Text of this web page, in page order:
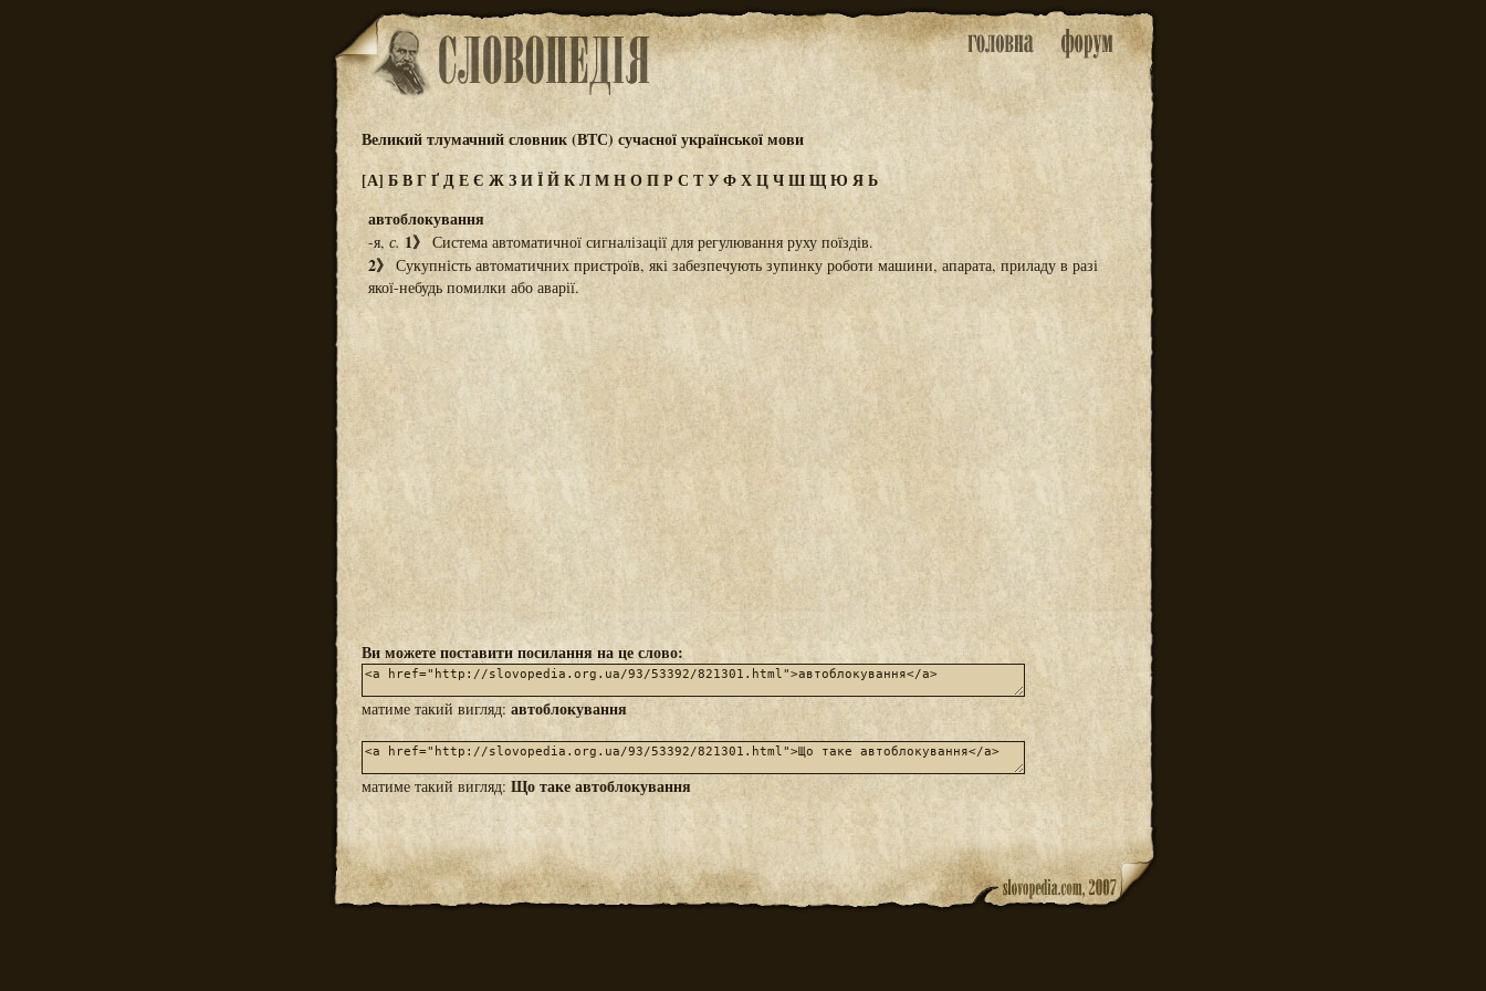
Великий тлумачний словник (ВТС) сучасної української мови
[А] БВГ ҐДЕЄ ЖЗИЇЙКЛМНОПРС ТУФХЦЧШЩЮ ЯЬ
автоблокування
-я,с. 1》Система автоматичної сигналізації для регулювання руху поїздів.
2》 Сукупність автоматичних пристроїв, які забезпечують зупинку роботи машини, апарата, приладу в разі
якої-небудь помилки або аварії.
Ви можете поставити посилання на це слово:
матиме такий вигляд: автоблокування
матиме такий вигляд: Що таке автоблокування